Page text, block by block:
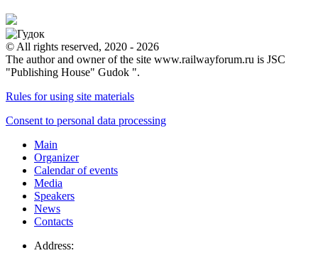
© All rights reserved, 2020 - 2026
The author and owner of the site www.railwayforum.ru is JSC
"Publishing House" Gudok ".
Rules for using site materials
Consent to personal data processing
Main
Organizer
Calendar of events
Media
Speakers
News
Contacts
Address: